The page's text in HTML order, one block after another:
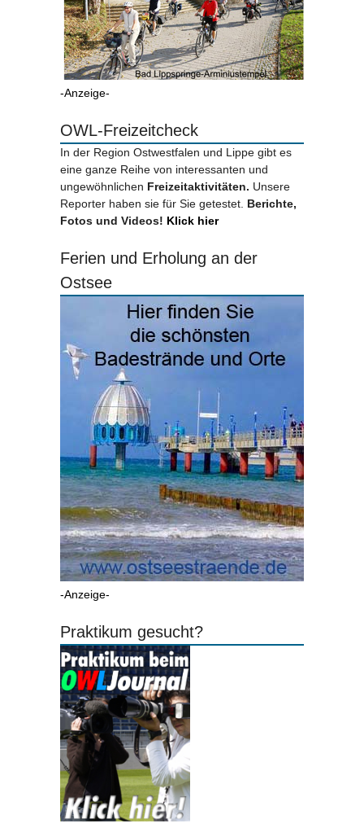
-Anzeige-
OWL-Freizeitcheck
In der Region Ostwestfalen und Lippe gibt es
eine ganze Reihe von interessanten und
ungewöhnlichen Freizeitaktivitäten. Unsere
Reporter haben sie für Sie getestet. Berichte,
Fotos und Videos! Klick hier
Ferien und Erholung an der
Ostsee
-Anzeige-
Praktikum gesucht?